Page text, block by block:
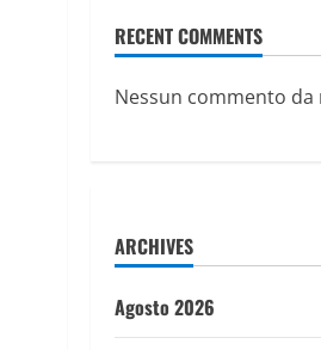
RECENT COMMENTS
Nessun commento
ARCHIVES
Agosto 2026